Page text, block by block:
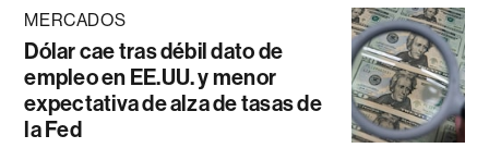
MERCADOS
Dólar cae tras débil dato de
empleo en EE.UU. y menor
expectativa de alza de tasas de
la Fed